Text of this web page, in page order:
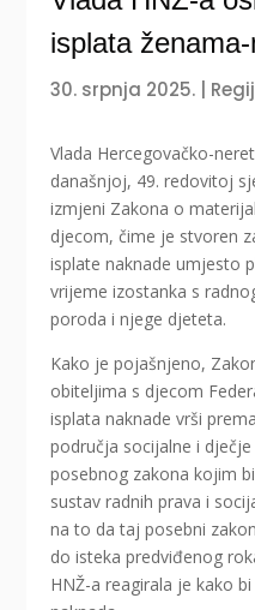
isplata
30. srpnja 2025.
Vlada Hercegovačko-
današnjoj, 49. redovitoj
izmjeni Zakona o
djecom, čime je stvoren
isplate naknade umjesto
vrijeme izostanka s
poroda i njege djeteta.
Kako je pojašnjeno,
obiteljima s djecom
isplata naknade vrši
područja socijalne i
posebnog zakona kojim
sustav radnih prava i
na to da taj posebni
do isteka predviđenog
HNŽ-a reagirala je kako